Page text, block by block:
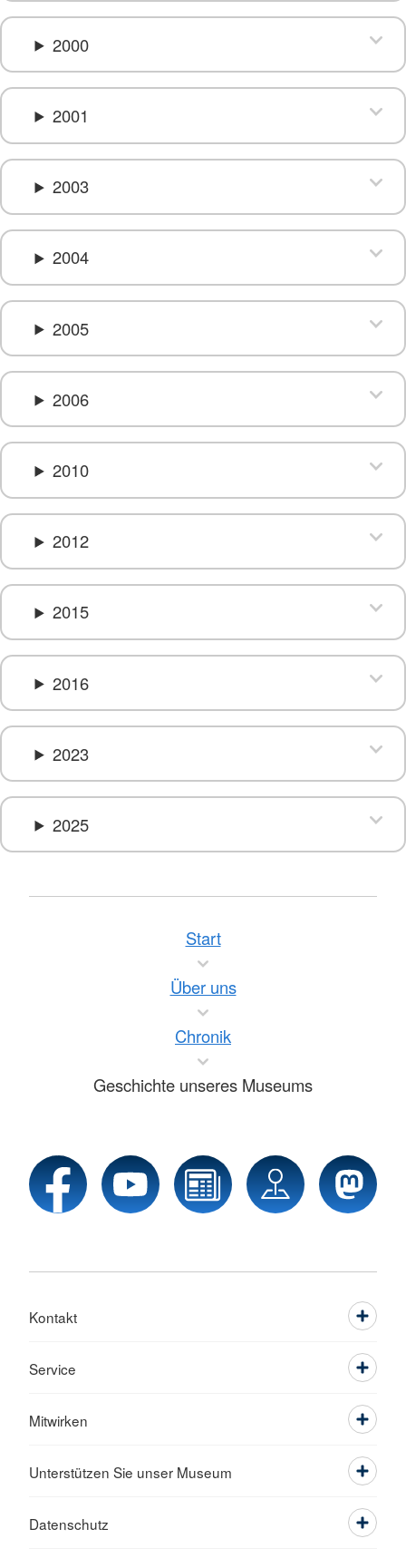
2000
2001
2003
2004
2005
2006
2010
2012
2015
2016
2023
2025
Start
Über uns
Chronik
Geschichte unseres Museums
Kontakt
Service
Mitwirken
Unterstützen Sie unser Museum
Datenschutz